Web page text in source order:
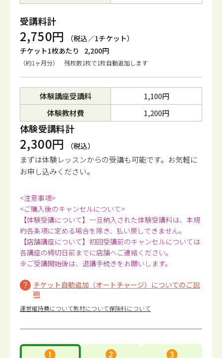
受講料計
2,750円
（税込／1チケット）
チケット1枚あたり
2,200円
（約1ヶ月分） 残枚数1枚で1枚自動追加します
体験講座受講料
1,100円
体験教材費
1,200円
体験受講料計
2,300円 （税込）
まずは体験レッスンからの受講も可能です。 お気軽に
お申し込みください。
<注意事項>
<ご購入後のキャンセルについて>
【体験受講について】一旦納入された体験受講料は、本規
約各条項に定める場合を除き、払い戻しできません。
【店舗講座について】初回受講前のキャンセルについては
各講座の締切日前までに店舗へご連絡ください。
※ご受講開始後は、退講手続きをお願いします。
チケット自動追加（オートチャージ）についてのご説
明
運営維持費について教材について保険料について